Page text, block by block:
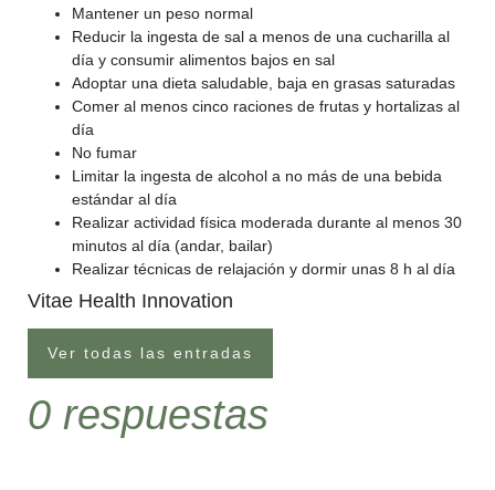
Mantener un peso normal
Reducir la ingesta de sal a menos de una cucharilla al
día y consumir alimentos bajos en sal
Adoptar una dieta saludable, baja en grasas saturadas
Comer al menos cinco raciones de frutas y hortalizas al
día
No fumar
Limitar la ingesta de alcohol a no más de una bebida
estándar al día
Realizar actividad física moderada durante al menos 30
minutos al día (andar, bailar)
Realizar técnicas de relajación y dormir unas 8 h al día
Vitae Health Innovation
Ver todas las entradas
0 respuestas